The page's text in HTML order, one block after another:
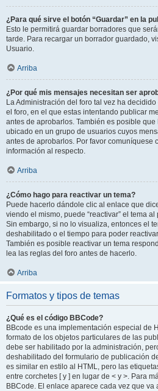
¿Para qué sirve el botón “Guardar” en la
Esto le permitirá guardar borradores que
tarde. Para recargar un borrador guardado,
Usuario.
Arriba
¿Por qué mis mensajes necesitan ser
La Administración del foro tal vez ha
el foro, en el que estas intentando publicar
antes de aprobarlos. También es posible
ubicado en un grupo de usuarios cuyos
antes de aprobarlos. Por favor comuníquese
información al respecto.
Arriba
¿Cómo hago para reactivar un tema?
Puede hacerlo dándole clic al enlace que
viendo el mismo, puede “reactivar” el tema
Sin embargo, si no lo visualiza, entonces el
deshabilitado o el tiempo para poder
También es posible reactivar un tema
lea las reglas del foro antes de hacerlo.
Arriba
Formatos y tipos de temas
¿Qué es el código BBCode?
BBcode es una implementación especial de
formato de los objetos particulares de las
debe ser habilitado por la administración,
deshabilitado del formulario de publicación
es similar en estilo al HTML, pero las
entre corchetes [ y ] en lugar de < y >. Para
BBCode. El enlace aparece cada vez que va